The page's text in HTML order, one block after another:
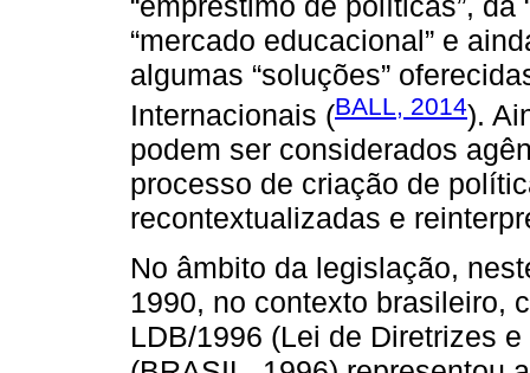
“mercado educacional” e
algumas “soluções”
Internacionais (BALL, 2014).
podem ser considerados
processo de criação de
recontextualizadas e
No âmbito da legislação,
1990, no contexto brasileiro,
LDB/1996 (Lei de Diretrizes